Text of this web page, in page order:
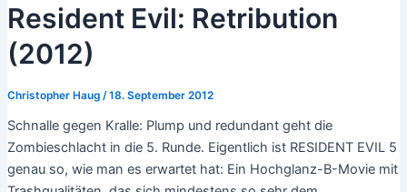
Resident Evil: Retribution
(2012)
Christopher Haug /18. September 2012
Schnalle gegen Kralle: Plump und redundant geht die
Zombieschlacht in die 5. Runde. Eigentlich ist RESIDENT EVIL 5
genau so, wie man es erwartet hat: Ein Hochglanz-B-Movie mit